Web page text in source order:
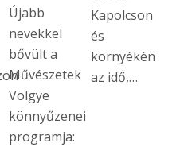
Újabb
nevekkel
bővült a
Művészetek
Völgye
könnyűzenei
programja:
Kapolcson
és
környékén
az idő,…